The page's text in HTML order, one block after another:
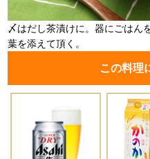
〆はだし茶漬けに。器にごはん
葉を添えて頂く。
この料理